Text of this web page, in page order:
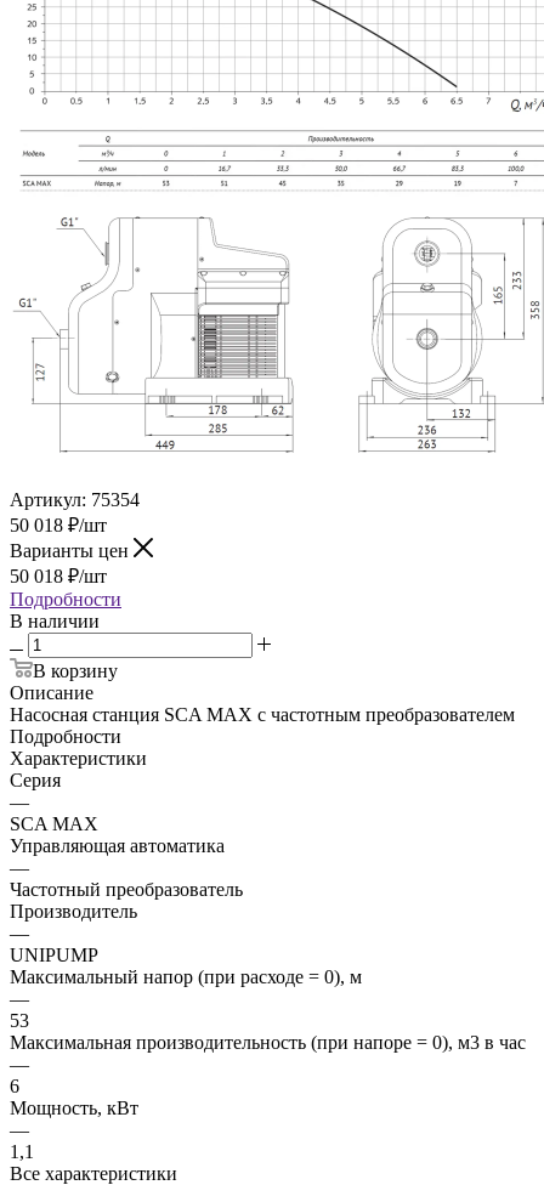
Артикул: 75354
50 018 ₽/шт
Варианты цен
50 018 ₽/шт
Подробности
В наличии
В корзину
Описание
Насосная станция SCA MAX с частотным преобразователем
Подробности
Характеристики
Серия
—
SCA MAX
Управляющая автоматика
—
Частотный преобразователь
Производитель
—
UNIPUMP
Максимальный напор (при расходе = 0), м
—
53
Максимальная производительность (при напоре = 0), м3 в час
—
6
Мощность, кВт
—
1,1
Все характеристики